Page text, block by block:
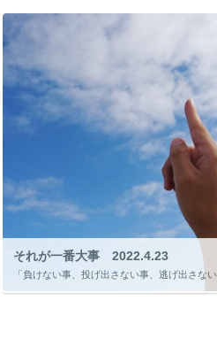
それが一番大事 2022.4.23